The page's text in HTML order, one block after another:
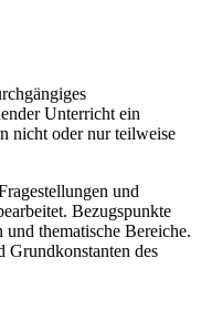
Unterricht ein
nicht oder nur teilweise
und
Bezugspunkte
thematische Bereiche.
Grundkonstanten des